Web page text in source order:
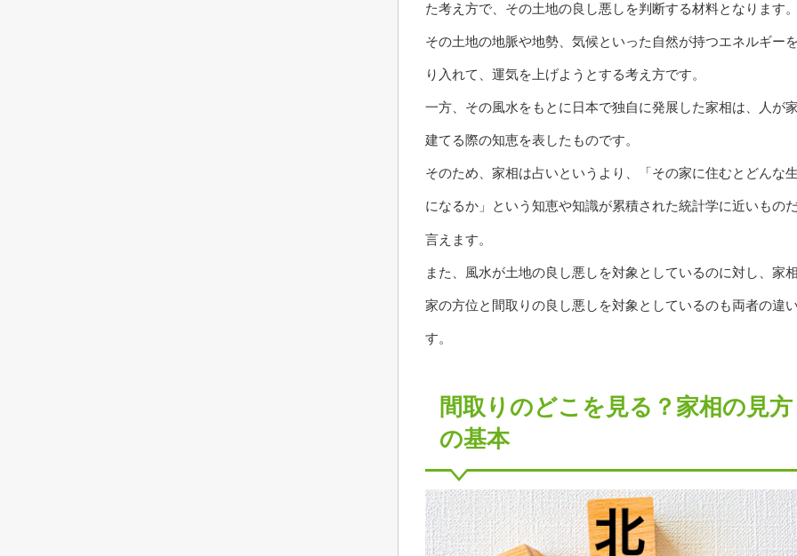
た考え方で、その土地の良し悪しを判断する材料となります。
その土地の地脈や地勢、気候といった自然が持つエネルギー
り入れて、運気を上げようとする考え方です。
一方、その風水をもとに日本で独自に発展した家相は、人が
建てる際の知恵を表したものです。
そのため、家相は占いというより、「その家に住むとどんな
になるか」という 知恵や知識が累積された統計学に近いもの
言えます。
また、風水が土地の良し悪しを対象としているのに対し、家
家の方位と間取りの良し悪しを対象としているのも両者の違
す。
間取りのどこを見る？家相の見方
の基本